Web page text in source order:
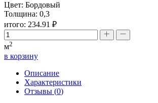
Цвет: Бордовый
Толщина: 0,3
итого: 234.91 ₽
м2
в корзину
Описание
Характеристики
Отзывы (0)